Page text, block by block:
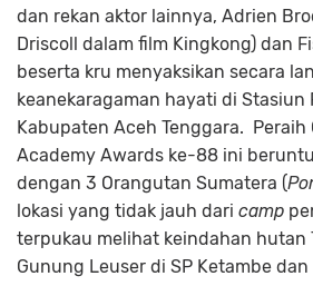
dan rekan aktor lainnya, Adrien
Driscoll dalam film Kingkong) dan
beserta kru menyaksikan secara
keanekaragaman hayati di Stasiun
Kabupaten Aceh Tenggara. Peraih
Academy Awards ke-88 ini
dengan 3 Orangutan Sumatera (
lokasi yang tidak jauh dari camp
terpukau melihat keindahan hutan
Gunung Leuser di SP Ketambe